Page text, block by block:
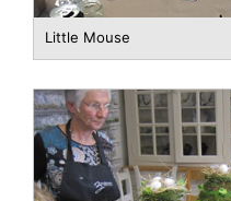
Little Mouse